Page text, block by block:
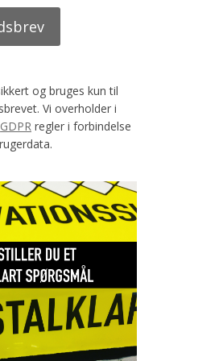
og bruges kun til
Vi overholder i
GDPR regler i forbindelse